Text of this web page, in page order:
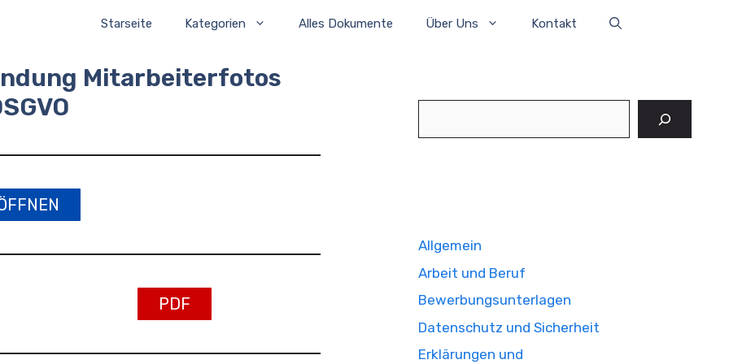
Starseite Kategorien Alles Dokumente Über Uns Kontakt
Mitarbeiterfotos
PDF
Allgemein
Arbeit und Beruf
Bewerbungsunterlagen
Datenschutz und Sicherheit
Erklärungen und